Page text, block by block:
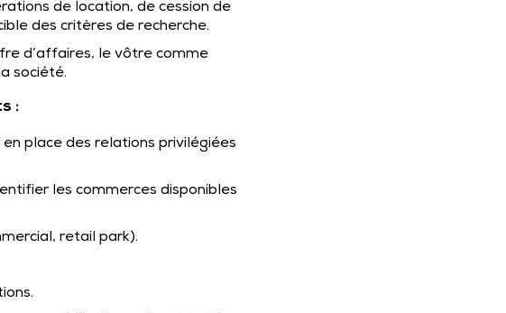
de location, de cession de
des critères de recherche.
d’affaires, le vôtre comme
société.
:
place des relations privilégiées
les commerces disponibles
retail park).